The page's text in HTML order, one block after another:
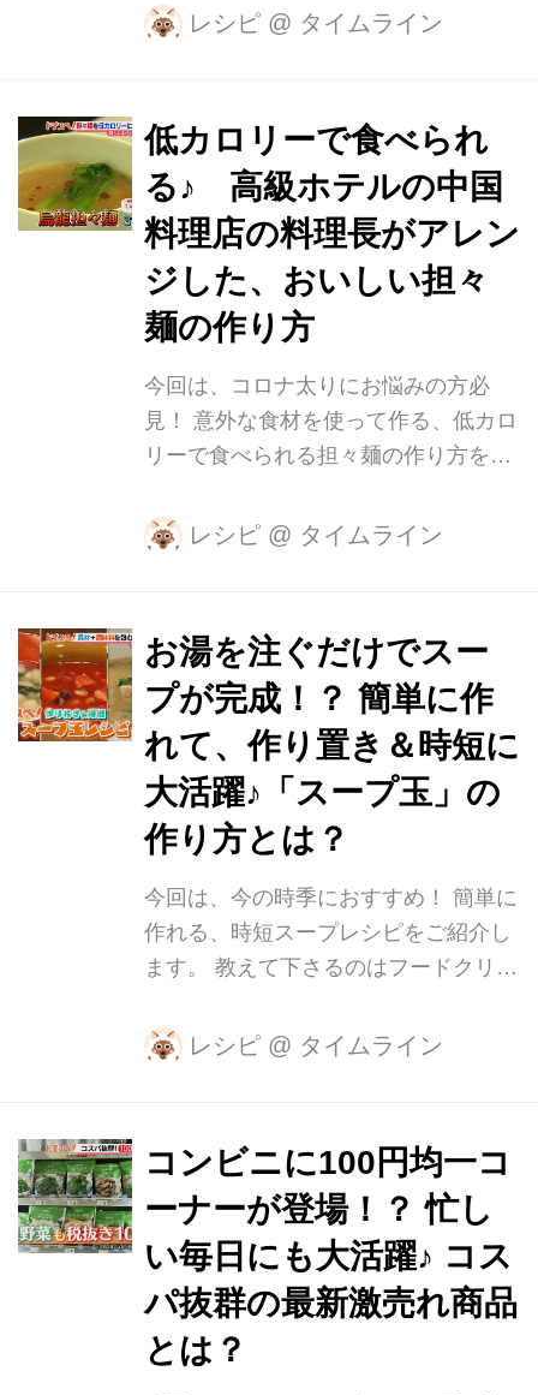
クールを主宰、日本料理、西洋料理な
うのは、ローソンストア100で販売さ
れている、2人前で100円の激安「パス
タソース」 これを使えば、お店のよう
な味に仕上がるんだそうです！ そし
て、1人前がなんと約200円！ 安く作
れる理由は、100円のパスタソースと
冷凍ハンバーグを使うからなんです！
重ね、ロールキャベツの具として巻い
ていきます。 ハンバーグを...
レシピ @ タイムライン
低カロリーで食べられ
る♪ 高級ホテルの中国
料理店の料理長がアレン
ジした、おいしい担々
麺の作り方
今回は、コロナ太りにお悩みの方必
見！ 意外な食材を使って作る、低カロ
リーで食べられる担々麺の作り方をご
屋マリオットアソシアホテルの中国料
の世界大会で銀賞を獲得し、栄養や薬
膳についても熟知されています。 今回
は、1人前649kcalと言われる担々麺を
低カロリーにアレンジ！！ 食材の工夫
で、カロリーが半分以下になるそうな
んです。 まず、中華麺の代わりに「春
雨」を使います。 春雨を使うことで、
トできるそうです。 そしてスープ
は…？ 一般的には、豚骨や鶏ガ...
レシピ @ タイムライン
お湯を注ぐだけでスー
プが完成！？ 簡単に作
れて、作り置き＆時短に
大活躍♪「スープ玉」の
作り方とは？
今回は、今の時季におすすめ！ 簡単に
作れる、時短スープレシピをご紹介し
ます。 教えて下さるのはフードクリエ
自宅キッチンにて、カフェめしやパー
ーとして、レシピ開発やタイアップレ
ッスン、セミナー講師や出張レッス
ン、コラム執筆等、幅広く活動されて
います。 今回作っていくのは、「スー
プ玉」という簡単にスープができる優
れもの♪ このスープ玉にお湯を注げ
ば、とても簡単にスープができるんで
レシピ @ タイムライン
コンビニに100円均一コ
ーナーが登場！？ 忙し
い毎日にも大活躍♪ コス
パ抜群の最新激売れ商品
とは？